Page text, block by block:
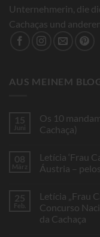
Unternehmerin, die
Cachaças und
AUS MEINEM
15
Juni
Os 10
Cachaça)
Os
10
degustação
(e
da
Frau
08
März
Letícia ‘Frau
Áustria –
Letícia
‘Frau
Cachaça’,
25
Feb.
Letícia „Frau
Concurso
da Cachaça